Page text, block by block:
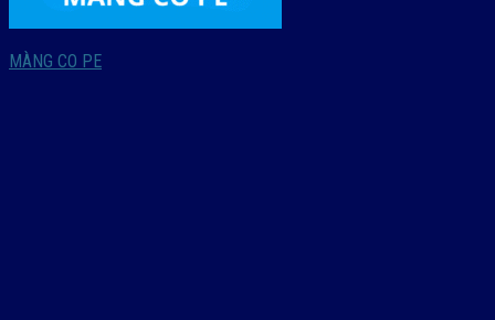
MÀNG CO PE